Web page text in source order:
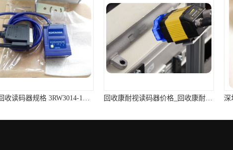
山武回收读码器规格 3RW3014-1BB04 回收康耐视读码器价格_回收康耐视读码器厂家